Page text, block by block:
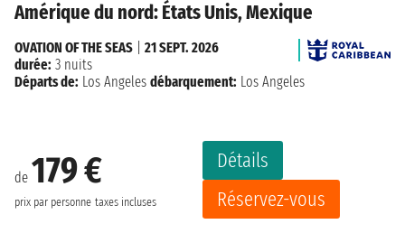
Amérique du nord: États Unis, Mexique
de 179 €
prix par personne taxes incluses
Détails
Réservez-vous
OVATION OF THE SEAS
21 SEPT. 2026
durée: 3 nuits
Départs de: Los Angeles débarquement: Los Angeles